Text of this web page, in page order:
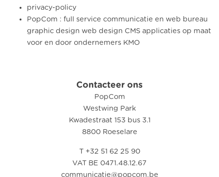
privacy-policy
PopCom : full service communicatie en web bureau
graphic design web design CMS applicaties op maat
voor en door ondernemers KMO
Contacteer ons
PopCom
Westwing Park
Kwadestraat 153 bus 3.1
8800 Roeselare
T +32 51 62 25 90
VAT BE 0471.48.12.67
communicatie@popcom.be